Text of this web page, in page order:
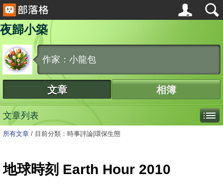
夜歸小築
作家：小龍包
文章 相簿
文章列表
所有文章 / 目前分類：時事評論|環保生態
地球時刻 Earth Hour 2010